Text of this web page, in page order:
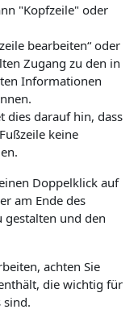
"Kopfzeile" oder
bearbeiten“ oder
Zugang zu den in
Informationen
dies darauf hin, dass
keine
Doppelklick auf
am Ende des
gestalten und den
achten Sie
die wichtig für
sind.